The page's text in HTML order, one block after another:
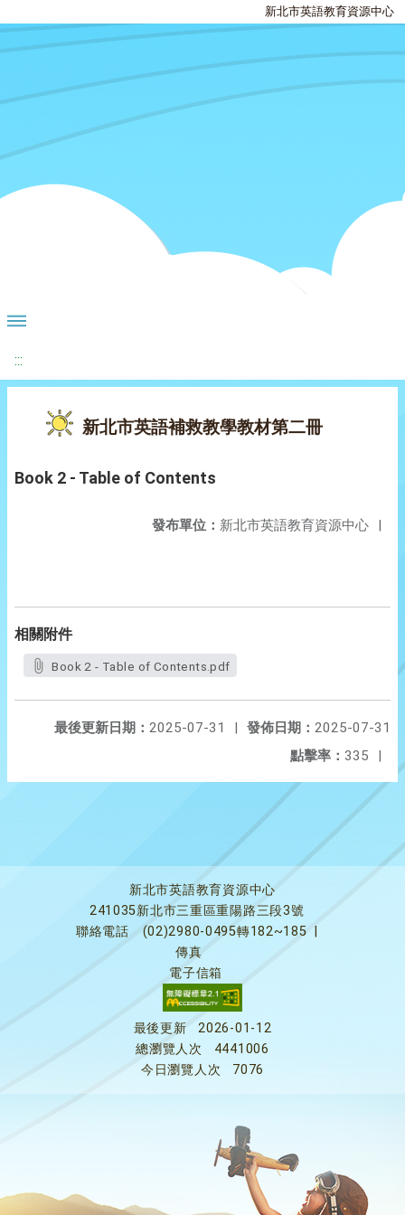
新北市英語教育資源中心
:::
新北市英語補救教學教材第二冊
Book 2 - Table of Contents
發布單位： 新北市英語教育資源中心 |
相關附件
Book 2 - Table of Contents.pdf
發佈日期： 2025-07-31
最後更新日期： 2025-07-31
|
點擊率： 335 |
新北市英語教育資源中心
241035新北市三重區重陽路三段3號
聯絡電話
(02)2980-0495轉182~185
傳真
電子信箱
最後更新
2026-01-12
總瀏覽人次
4441006
今日瀏覽人次
7076